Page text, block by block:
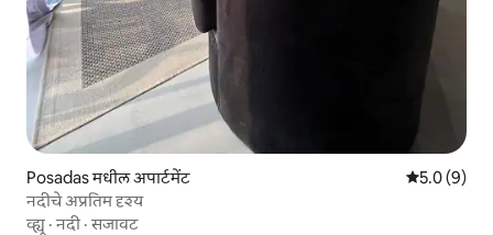
Posadas मधील अपार्टमेंट 5 पैकी 5.0
5.0 (9)
नदीचे अप्रतिम दृश्य
व्ह्यू ·नदी ·सजावट